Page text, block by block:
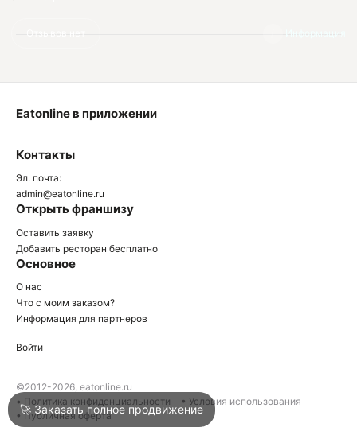
Войти
Написать в техподдержку
Отзывов нет Информация
Контакты
Эл. почта:
admin@eatonline.ru
Открыть франшизу
Оставить заявку
Добавить ресторан бесплатно
Основное
О нас
Что с моим заказом?
Информация для партнеров
Eatonline в приложении
Войти
©2012-2026, eatonline.ru
• Политика конфиденциальности
• Условия использования
• Публичная оферта
🚀 Заказать полное продвижение